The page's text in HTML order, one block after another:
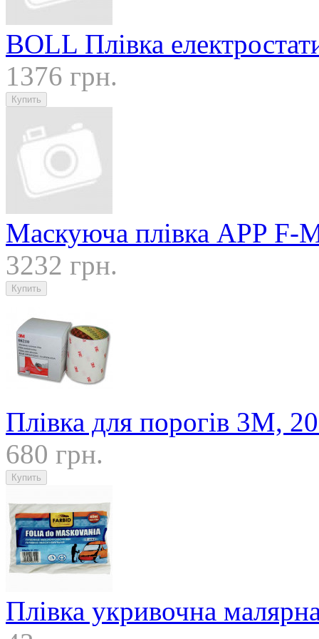
BOLL Плівка
1376 грн.
Маскуюча плівка APP F-
3232 грн.
Плівка для порогів 3M,
680 грн.
Плівка укривочна